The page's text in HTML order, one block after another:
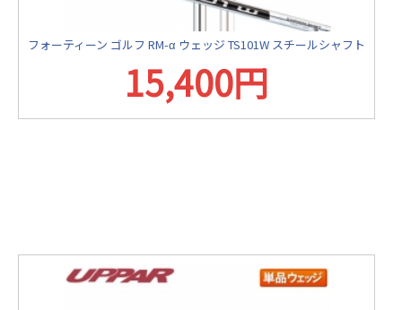
フォーティーン ゴルフ RM-α ウェッジ TS101W スチールシャフト
15,400円